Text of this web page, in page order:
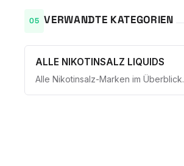
VERWANDTE KATEGORIEN
ALLE NIKOTINSALZ LIQUIDS
Alle Nikotinsalz-Marken im Überblick.